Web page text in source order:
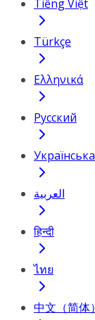
Tiếng Việt
Türkçe
Ελληνικά
Русский
Українська
العربية
हिन्दी
ไทย
中文（简体）